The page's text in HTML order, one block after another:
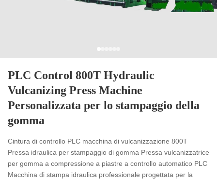
PLC Control 800T Hydraulic
Vulcanizing Press Machine
Personalizzata per lo stampaggio della
gomma
Cintura di controllo PLC macchina di vulcanizzazione 800T
Pressa idraulica per stampaggio di gomma Pressa vulcanizzatrice
per gomma a compressione a piastre a controllo automatico PLC
Macchina di stampa idraulica professionale progettata per la